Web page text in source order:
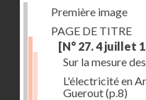
Première image
PAGE DE TITRE
[N° 27. 4 juillet
Sur la mesure
L'électricité en
Guerout(p.8)